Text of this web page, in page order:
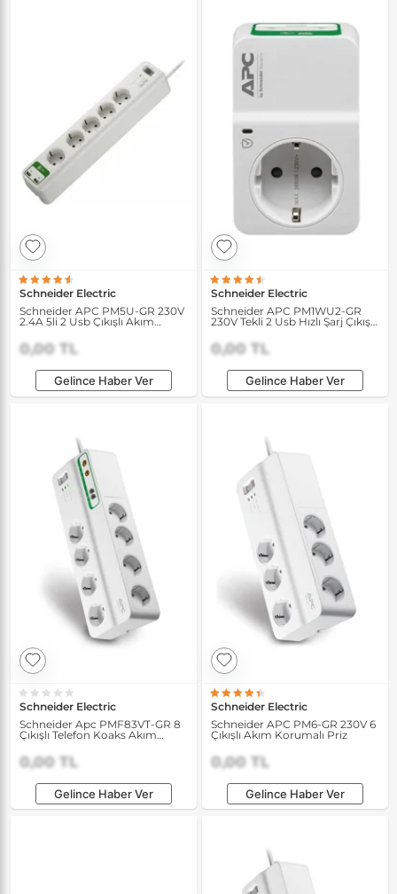
Schneider Electric
Schneider APC PM5U-GR 230V
2.4A 5li 2 Usb Çıkışlı Akım
0,00 TL
Gelince Haber Ver
Schneider Electric
Schneider APC PM1WU2-GR
230V Tekli 2 Usb Hızlı Şarj Çıkışlı
0,00 TL
Gelince Haber Ver
Schneider Electric
Schneider Apc PMF83VT-GR 8
Çıkışlı Telefon Koaks Akım
Korumalı Priz
0,00 TL
Gelince Haber Ver
Schneider Electric
Schneider APC PM6-GR 230V 6
Çıkışlı Akım Korumalı Priz
0,00 TL
Gelince Haber Ver